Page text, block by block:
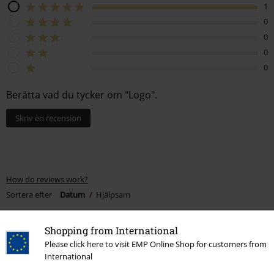
Shopping from International
Please click here to visit EMP Online Shop for customers from
International
1
0
0
0
0
Berätta vad du tycker om "Logo".
Skriv en recension
How do reviews work?
Sortera efter
Datum Hjälpsam
Henric O.